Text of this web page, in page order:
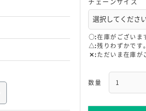
チェーンサイズ
○ 在庫がございま
△ 残りわずかです
✕
ただいま在庫が